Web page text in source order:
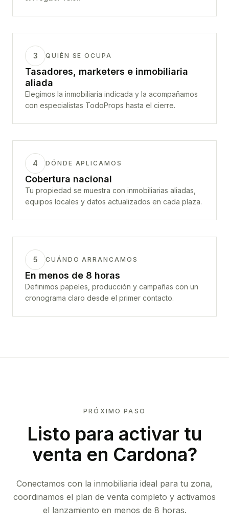
3 QUIÉN SE OCUPA
Tasadores, marketers e inmobiliaria
aliada
Elegimos la inmobiliaria indicada y la acompañamos
con especialistas TodoProps hasta el cierre.
4 DÓNDE APLICAMOS
Cobertura nacional
Tu propiedad se muestra con inmobiliarias aliadas,
equipos locales y datos actualizados en cada plaza.
5 CUÁNDO ARRANCAMOS
En menos de 8 horas
Definimos papeles, producción y campañas con un
cronograma claro desde el primer contacto.
PRÓXIMO PASO
Listo para activar tu
venta en Cardona?
Conectamos con la inmobiliaria ideal para tu zona,
coordinamos el plan de venta completo y activamos
el lanzamiento en menos de 8 horas.